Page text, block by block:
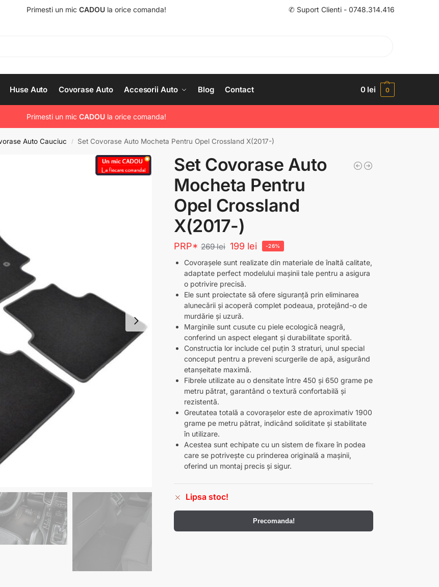
Primesti un mic CADOU la orice comanda! ✆ Suport Clienti - 0748.314.416
Huse Auto Covorase Auto Accesorii Auto Blog Contact 0 lei 0
Primesti un mic CADOU la orice comanda!
Auto Cauciuc / Set Covorase Auto Mocheta Pentru Opel Crossland X(2017-)
Set Covorase Auto
Mocheta Pentru
Opel Crossland
X(2017-)
PRP*269lei 199 lei -26%
Covorașele sunt realizate din materiale de înaltă calitate,
adaptate perfect modelului mașinii tale pentru a asigura
o potrivire precisă.
Ele sunt proiectate să ofere siguranță prin eliminarea
alunecării și acoperă complet podeaua, protejând-o de
murdărie și uzură.
Marginile sunt cusute cu piele ecologică neagră,
conferind un aspect elegant și durabilitate sporită.
Constructia lor include cel puțin 3 straturi, unul special
conceput pentru a preveni scurgerile de apă, asigurând
etanșeitate maximă.
Fibrele utilizate au o densitate între 450 și 650 grame pe
metru pătrat, garantând o textură confortabilă și
rezistentă.
Greutatea totală a covorașelor este de aproximativ 1900
grame pe metru pătrat, indicând soliditate și stabilitate
în utilizare.
Acestea sunt echipate cu un sistem de fixare în podea
care se potrivește cu prinderea originală a mașinii,
oferind un montaj precis și sigur.
Lipsa stoc!
Precomanda!